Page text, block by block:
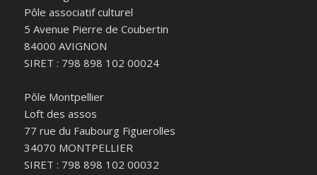
Pôle associatif culturel
5 Avenue Pierre de Coubertin
84000 AVIGNON
SIRET : 798 898 102 00024
Pôle Montpellier
Loft des assos
77 rue du Faubourg Figuerolles
34070 MONTPELLIER
SIRET : 798 898 102 00032